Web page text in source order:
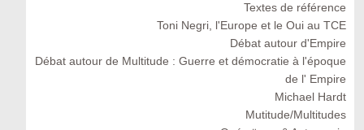
Textes de référence
Toni Negri, l'Europe et le Oui au TCE
Débat autour d'Empire
Débat autour de Multitude : Guerre et démocratie à l'époque
de l' Empire
Michael Hardt
Mutitude/Multitudes